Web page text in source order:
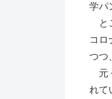
学パ
と
コロ
つつ
元
れて